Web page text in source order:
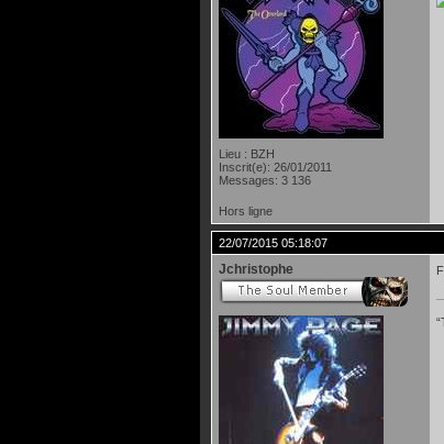
Lieu : BZH
Inscrit(e): 26/01/2011
Messages: 3 136
Hors ligne
22/07/2015 05:18:07
Jchristophe